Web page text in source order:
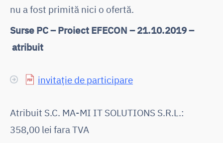
nu a fost primită nici o ofertă.
Surse PC – Proiect EFECON – 21.10.2019 –
atribuit
invitație de participare
Atribuit S.C. MA-MI IT SOLUTIONS S.R.L.:
358,00 lei fara TVA